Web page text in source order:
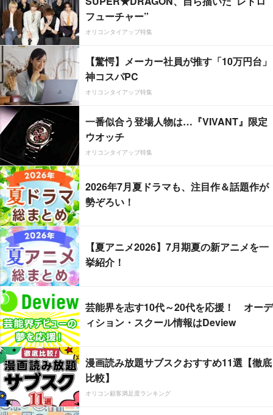
フューチャー”
オリコンタイアップ特集
【驚愕】メーカー社員が推す「10万円台」
神コスパPC
オリコンタイアップ特集
一番似合う登場人物は…『VIVANT』限定
ウオッチ
オリコンタイアップ特集
2026年7月夏ドラマも、注目作＆話題作が
勢ぞろい！
【夏アニメ2026】7月期夏の新アニメを一
挙紹介！
芸能界を志す10代～20代を応援！ オーデ
ィション・スクール情報はDeview
漫画読み放題サブスクおすすめ11選【徹底
比較】
オリコン顧客満足度ランキング